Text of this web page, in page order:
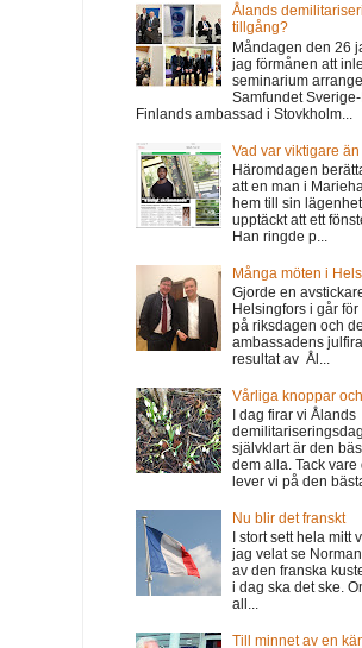
Ålands
tillgång?
Måndagen den 26
jag förmånen att
seminarium
Samfundet
Finlands ambassad i Stovkholm...
Vad var viktigare
Häromdagen
att en man i
hem till sin
upptäckt att ett
Han ringde p...
Många möten i
Gjorde en avstickare
Helsingfors i går
på riksdagen och
ambassadens
resultat av Ål...
Vårliga knoppar
I dag firar vi Ålands
självklart är den
dem alla. Tack
lever vi på den
Nu blir det franskt
I stort sett hela mitt
jag velat se
av den franska
i dag ska det ske.
all...
Till minnet av en